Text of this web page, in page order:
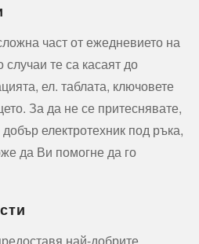
част от ежедневието на
те са касаят до
ел. таблата, ключовете
За да не се притеснявате,
електротехник под ръка,
да Ви помогне да го